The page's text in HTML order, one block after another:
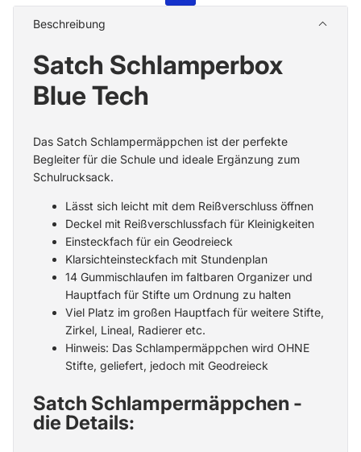
Beschreibung
Satch Schlamperbox
Blue Tech
Das Satch Schlampermäppchen ist der perfekte
Begleiter für die Schule und ideale Ergänzung zum
Schulrucksack.
Lässt sich leicht mit dem Reißverschluss öffnen
Deckel mit Reißverschlussfach für Kleinigkeiten
Einsteckfach für ein Geodreieck
Klarsichteinsteckfach mit Stundenplan
14 Gummischlaufen im faltbaren Organizer und
Hauptfach für Stifte um Ordnung zu halten
Viel Platz im großen Hauptfach für weitere Stifte,
Zirkel, Lineal, Radierer etc.
Hinweis: Das Schlampermäppchen wird OHNE
Stifte, geliefert, jedoch mit Geodreieck
Satch Schlampermäppchen -
die Details: